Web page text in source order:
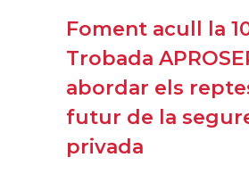
Foment acull la
Trobada
abordar els
futur de la
privada